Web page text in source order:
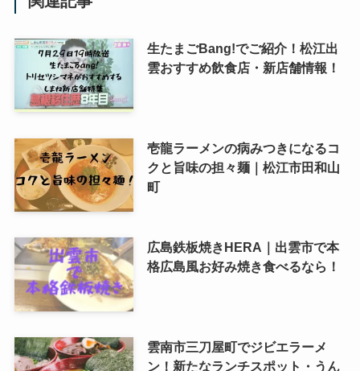
生たまごBang!でご紹介！松江出
雲おすすめ飲食店・新店舗情報！
壱龍ラーメンの病みつきになるコ
クと旨味の担々麺｜松江市田和山
町
広島鉄板焼きHERA｜出雲市で本
格広島風お好み焼き食べるなら！
雲南市三刀屋町でジビエラーメ
ン！新たなランチスポット・うん